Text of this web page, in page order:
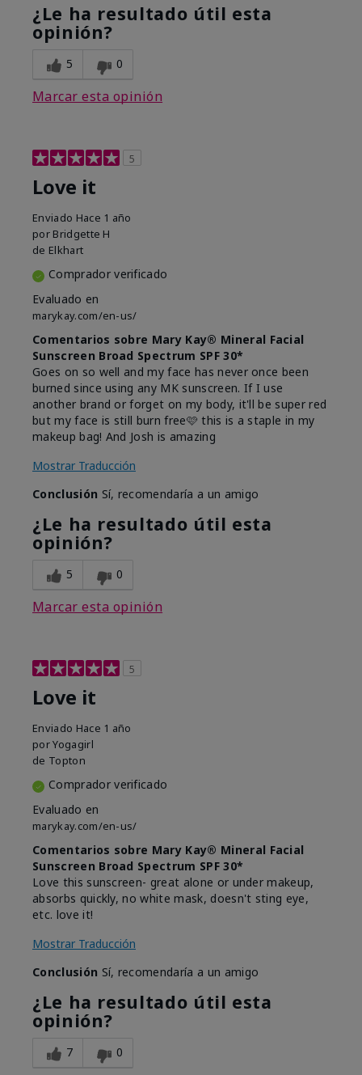
¿Le ha resultado útil esta
opinión?
5 0
Marcar esta opinión
5
Love it
Enviado Hace 1 año
por Bridgette H
de Elkhart
Comprador verificado
Evaluado en
marykay.com/en-us/
Comentarios sobre Mary Kay® Mineral Facial
Sunscreen Broad Spectrum SPF 30*
Goes on so well and my face has never once been
burned since using any MK sunscreen. If I use
another brand or forget on my body, it'll be super red
but my face is still burn free🩷 this is a staple in my
makeup bag! And Josh is amazing
Mostrar Traducción
Conclusión Sí, recomendaría a un amigo
¿Le ha resultado útil esta
opinión?
5 0
Marcar esta opinión
5
Love it
Enviado Hace 1 año
porYogagirl
de Topton
Comprador verificado
Evaluado en
marykay.com/en-us/
Comentarios sobre Mary Kay® Mineral Facial
Sunscreen Broad Spectrum SPF 30*
Love this sunscreen- great alone or under makeup,
absorbs quickly, no white mask, doesn't sting eye,
etc. love it!
Mostrar Traducción
Conclusión Sí, recomendaría a un amigo
¿Le ha resultado útil esta
opinión?
7 0